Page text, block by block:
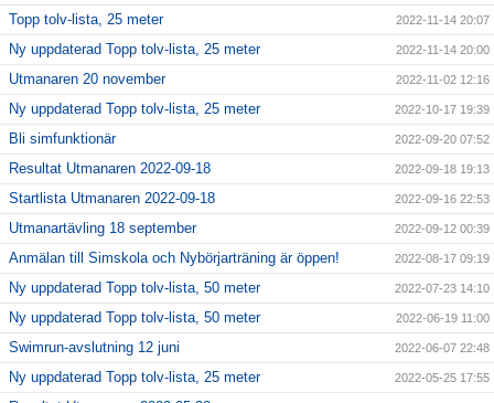
Topp tolv-lista, 25 meter 2022-11-14 20:07
Ny uppdaterad Topp tolv-lista, 25 meter 2022-11-14 20:00
Utmanaren 20 november 2022-11-02 12:16
Ny uppdaterad Topp tolv-lista, 25 meter 2022-10-17 19:39
Bli simfunktionär 2022-09-20 07:52
Resultat Utmanaren 2022-09-18 2022-09-18 19:13
Startlista Utmanaren 2022-09-18 2022-09-16 22:53
Utmanartävling 18 september 2022-09-12 00:39
Anmälan till Simskola och Nybörjarträning är öppen! 2022-08-17 09:19
Ny uppdaterad Topp tolv-lista, 50 meter 2022-07-23 14:10
Ny uppdaterad Topp tolv-lista, 50 meter 2022-06-19 11:00
Swimrun-avslutning 12 juni 2022-06-07 22:48
Ny uppdaterad Topp tolv-lista, 25 meter 2022-05-25 17:55